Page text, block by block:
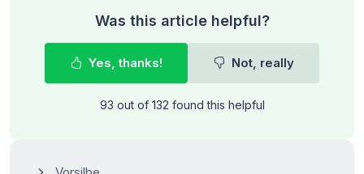
Was this article helpful?
Yes, thanks! Not, really
93 out of 132 found this helpful